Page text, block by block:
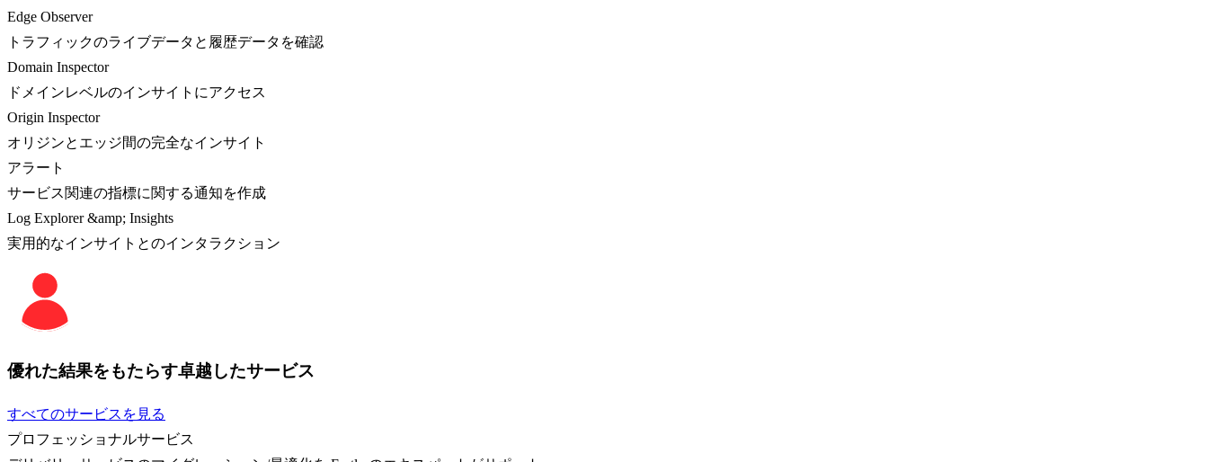
Edge Observer
トラフィックのライブデータと履歴データを確認
Domain Inspector
ドメインレベルのインサイトにアクセス
Origin Inspector
オリジンとエッジ間の完全なインサイト
アラート
サービス関連の指標に関する通知を作成
Log Explorer &amp; Insights
実用的なインサイトとのインタラクション
優れた結果をもたらす卓越したサービス
すべてのサービスを見る
プロフェッショナルサービス